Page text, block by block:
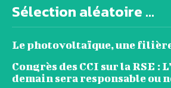
Sélection aléatoire ...
Le photovoltaïque, une
Congrès des CCI sur la RSE :
demain sera responsable ou